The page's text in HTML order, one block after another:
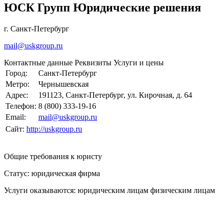
ЮСК Групп Юридические решения
г. Санкт-Петербург
mail@uskgroup.ru
Контактные данные Реквизиты Услуги и цены
Город:
Санкт-Петербург
Метро:
Чернышевская
Адрес:
191123, Санкт-Петербург, ул. Кирочная, д. 64
Телефон: 8 (800) 333-19-16
Email:
mail@uskgroup.ru
Сайт: http://uskgroup.ru
Общие требования к юристу
Статус: юридическая фирма
Услуги оказываются: юридическим лицам физическим лицам